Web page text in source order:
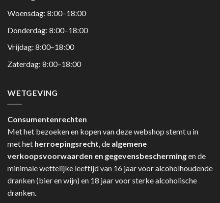
Woensdag: 8:00–18:00
Donderdag: 8:00–18:00
Vrijdag: 8:00–18:00
Zaterdag: 8:00–18:00
WETGEVING
Consumentenrechten
Met het bezoeken en kopen van deze webshop stemt u in
met het herroepingsrecht, de algemene
verkoopsvoorwaarden en gegevensbeschermingen de
minimale wettelijke leeftijd van 16 jaar voor alcoholhoudende
dranken (bier en wijn) en 18 jaar voor sterke alcoholische
dranken.